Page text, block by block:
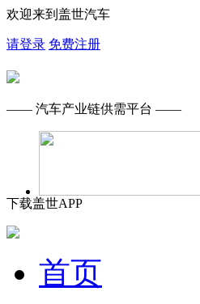
欢迎来到盖世汽车
请登录 免费注册
—— 汽车产业链供需平台 ——
下载盖世APP
首页